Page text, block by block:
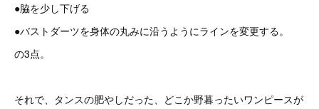
●脇を少し下げる
●バストダーツを身体の丸みに沿うようにラインを変更する。
の3点。
それで、タンスの肥やしだった、どこか野暮ったいワンピースが